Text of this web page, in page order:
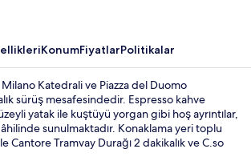
KonumFiyatlarPolitikalar
Katedrali ve Piazza del Duomo
sürüş mesafesindedir. Espresso kahve
yatak ile kuştüyü yorgan gibi hoş ayrıntılar,
sunulmaktadır. Konaklama yeri toplu
Cantore Tramvay Durağı 2 dakikalık ve C.so